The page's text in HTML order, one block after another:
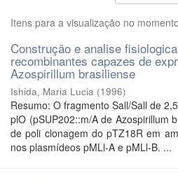
Itens para a visualização no
Construção e analise
recombinantes capazes de
Azospirillum brasiliense
Ishida, Maria Lucia (1996)
Resumo: O fragmento Sall/Sall de
plO (pSUP202::m/A de Azospirillum
de poli clonagem do pTZ18R em
nos plasmídeos pMLl-A e pMLl-B. ...